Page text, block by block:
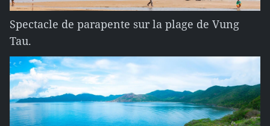
Spectacle de parapente sur la plage de Vung
Tau.